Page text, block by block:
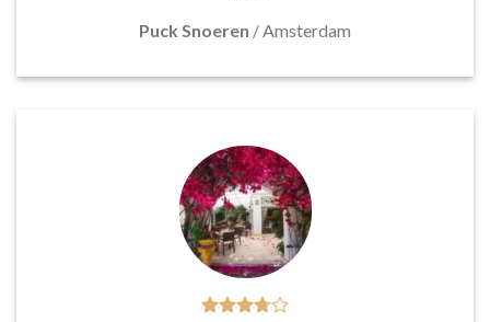
Puck Snoeren /Amsterdam